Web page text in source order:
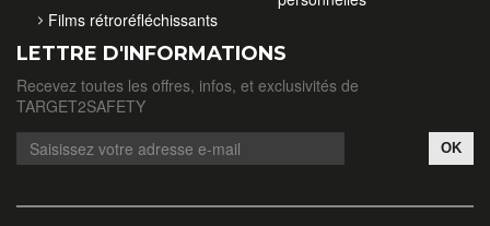
Films rétroréfléchissants
LETTRE D'INFORMATIONS
Recevez toutes les offres, infos, et exclusivités de
TARGET2SAFETY
OK